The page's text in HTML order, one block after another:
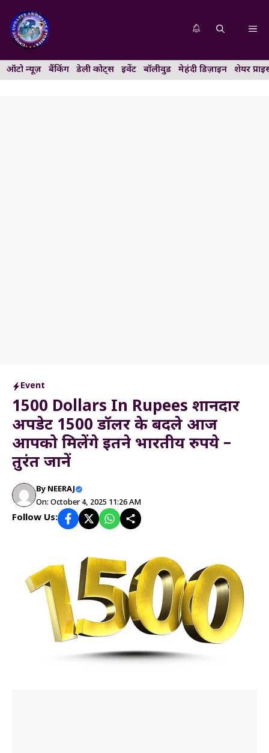
content
ऑटो न्यूज़ बैंकिंग डेली कोट्स इवेंट बॉलीवुड मेहंदी डिज़ाइन शेयर
Event
1500 Dollars In Rupees शानदार
अपडेट 1500 डॉलर के बदले आज
आपको मिलेंगे इतने भारतीय रुपये –
तुरंत जानें
By NEERAJ
On: October 4, 2025 11:26 AM
Follow Us: